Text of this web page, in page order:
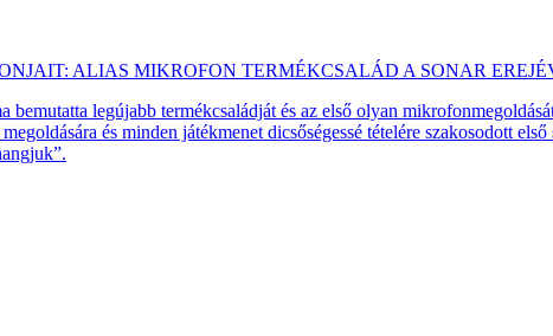
ALIAS MIKROFON TERMÉKCSALÁD A SONAR
bemutatta legújabb termékcsaládját és az első olyan
és minden játékmenet dicsőségessé tételére szakosodott